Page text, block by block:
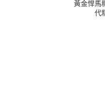
黃金悍
代